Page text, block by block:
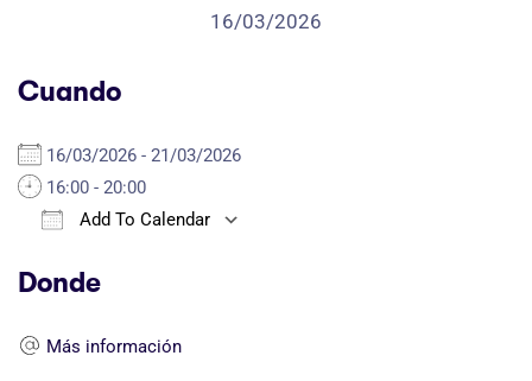
16/03/2026
Cuando
16/03/2026 - 21/03/2026
16:00 - 20:00
Add To Calendar
Donde
Más información